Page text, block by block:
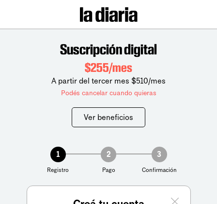
Suscripción digital
$255/mes
A partir del tercer mes $510/mes
Podés cancelar cuando quieras
Ver beneficios
1
Registro
2
Pago
3
Confirmación